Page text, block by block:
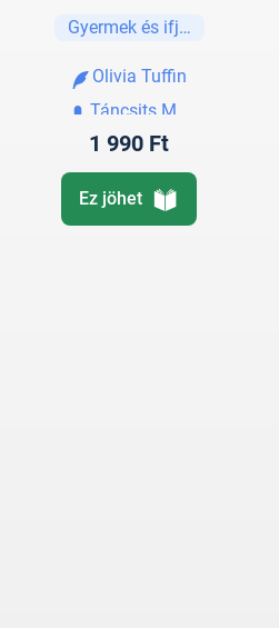
póni
Gyermek és ifjúsági
Olivia Tuffin
Táncsits Maja
1 990 Ft
Ez jöhet